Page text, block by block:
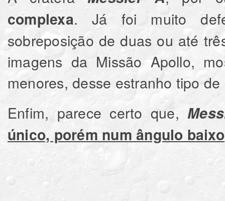
complexa.Já foi muito
sobreposição de duas ou até
imagens da Missão Apollo,
menores, desse estranho tipo
Enfim, parece certo que,
único, porém num ângulo baixo